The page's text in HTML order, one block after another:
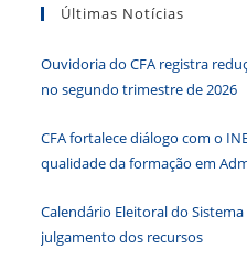
k
Últimas Notícias
Ouvidoria do CFA registra
no segundo trimestre de 2026
CFA fortalece diálogo com o
qualidade da formação em
Calendário Eleitoral do Sistema
julgamento dos recursos